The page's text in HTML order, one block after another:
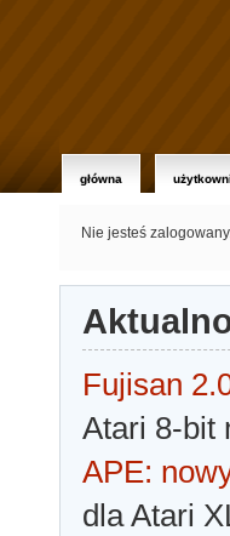
główna
Nie jesteś
Fujisan
Atari 8-bit
APE:
dla Atari